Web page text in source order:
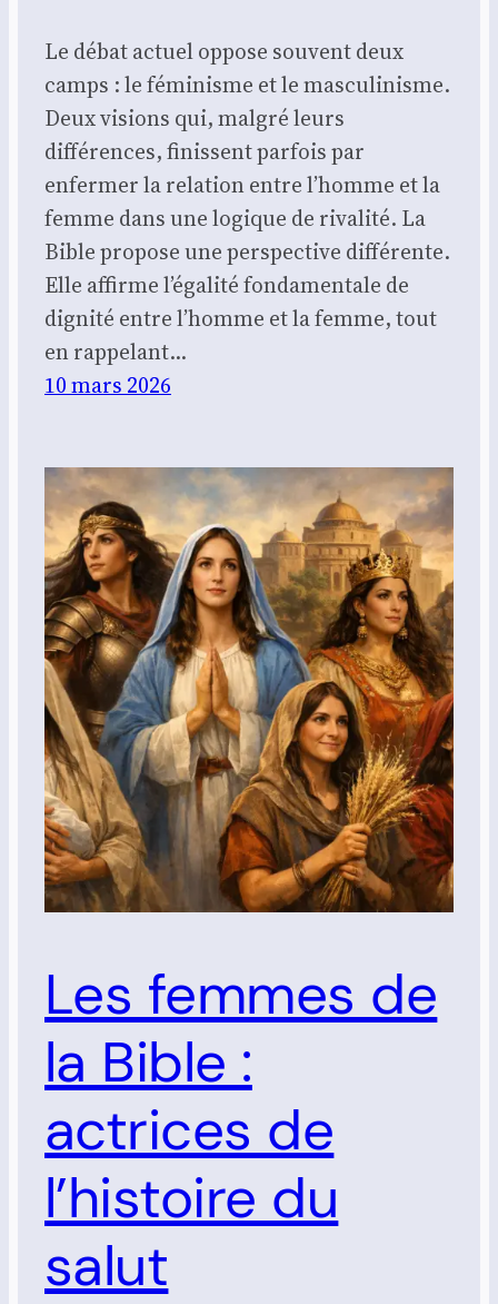
Le débat actuel oppose souvent deux
camps : le féminisme et le masculinisme.
Deux visions qui, malgré leurs
différences, finissent parfois par
enfermer la relation entre l’homme et la
femme dans une logique de rivalité. La
Bible propose une perspective différente.
Elle affirme l’égalité fondamentale de
dignité entre l’homme et la femme, tout
en rappelant…
10 mars 2026
Les femmes de
la Bible :
actrices de
l’histoire du
salut